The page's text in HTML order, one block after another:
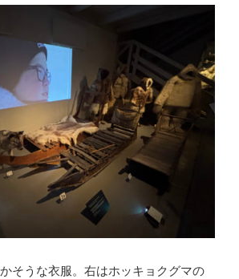
そうな衣服。右はホッキョクグマの